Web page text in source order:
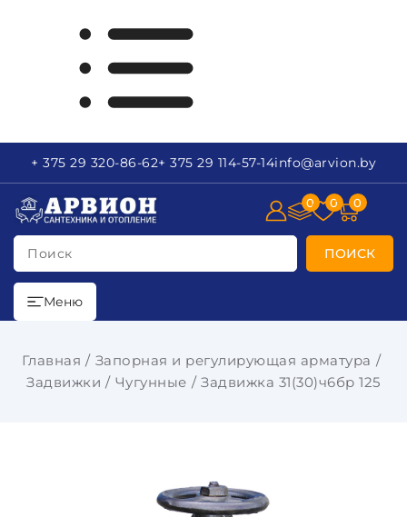
+ 375 29 320-86-62+ 375 29 114-57-14info@arvion.by
Поиск ПОИСК
0 0 0
Меню
Главная
Запорная и регулирующая арматура
Задвижки
Чугунные Задвижка 31(30)ч6бр 125